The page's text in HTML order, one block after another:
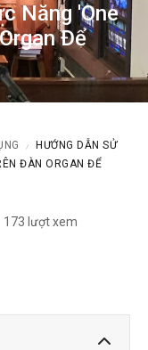
Năng 'One
Để
/
HƯỚNG DẪN SỬ
ĐÀN ORGAN ĐỂ
173 lượt xem